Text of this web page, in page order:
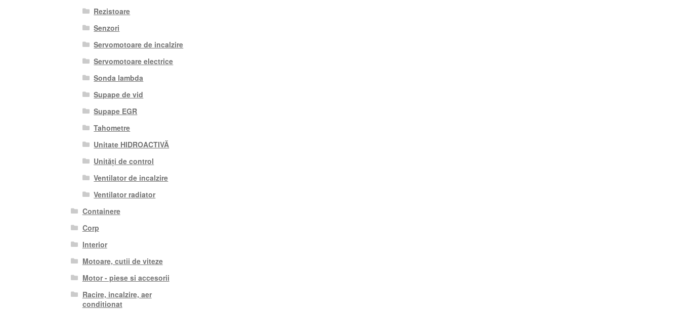
Rezistoare
Senzori
Servomotoare de incalzire
Servomotoare electrice
Sonda lambda
Supape de vid
Supape EGR
Tahometre
Unitate HIDROACTIVĂ
Unități de control
Ventilator de incalzire
Ventilator radiator
Containere
Corp
Interior
Motoare, cutii de viteze
Motor - piese si accesorii
Racire, incalzire, aer
conditionat